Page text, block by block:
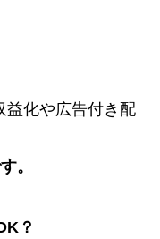
益化や広告付き配
。
？